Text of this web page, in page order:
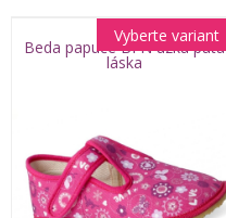
Beda papuče BFN úzka päta
láska
Vyberte variant